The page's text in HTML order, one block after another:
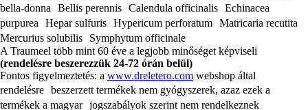
bella-donna Bellis perennis Calendula officinalis Echinacea
purpurea Hepar sulfuris Hypericum perforatum Matricaria recutita
Mercurius solubilis Symphytum officinale
A Traumeel több mint 60 éve a legjobb minőséget képviseli
(rendelésre beszerezzük 24-72 órán belül)
Fontos figyelmeztetés: a www.dreletero.com webshop által
rendelésre beszerzett termékek nem gyógyszerek, azaz ezek a
termékek a magyar jogszabályok szerint nem rendelkeznek